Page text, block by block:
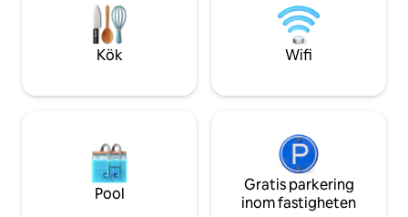
Med en dubbelsäng och bäddsoffa är
den perfekt för par eller familjer. Boka
din bit av paradiset idag och upptäck
essensen av Waikikis ölyx.
bubbelpool, 24-
bekväma
bottenvåningen,
Paris Baguette,
Kök Wifi
Pool
Gratis parkering
inom fastigheten